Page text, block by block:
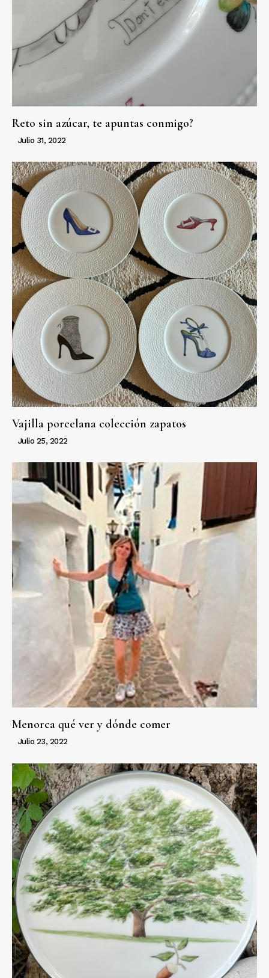
Reto sin azúcar, te apuntas conmigo?
Julio 31, 2022
Vajilla porcelana colección zapatos
Julio 25, 2022
Menorca qué ver y dónde comer
Julio 23, 2022